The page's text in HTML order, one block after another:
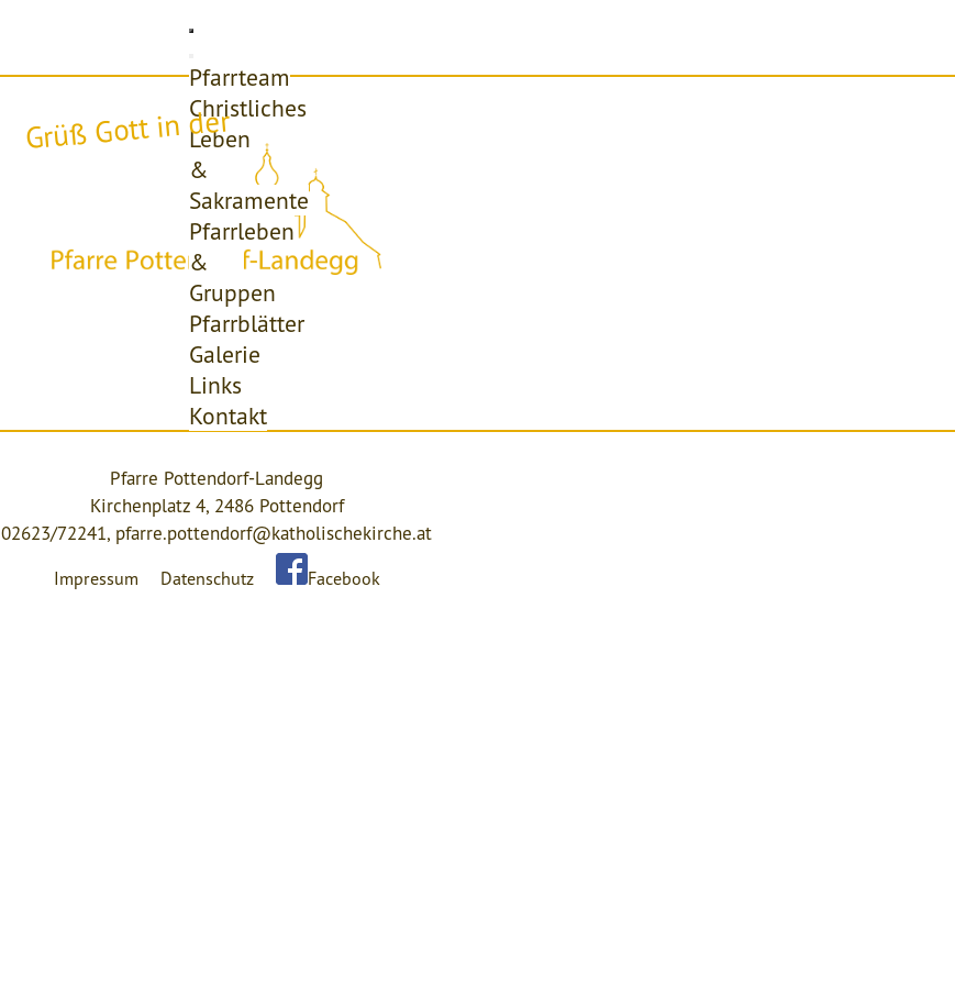
Pfarrteam
Christliches
Leben
&
Sakramente
Pfarrleben
&
Gruppen
Pfarrblätter
Galerie
Links
Kontakt
Grüß Gott in der
Pfarre Pottendorf-Landegg
Kirchenplatz 4, 2486 Pottendorf
02623/72241, pfarre.pottendorf@katholischekirche.at
Impressum Datenschutz Facebook